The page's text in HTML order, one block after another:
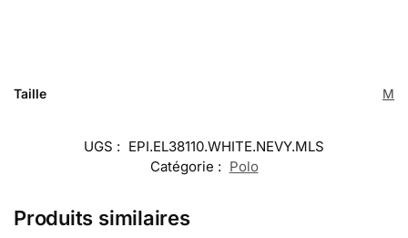
Taille M
UGS : EPI.EL38110.WHITE.NEVY.MLS
Catégorie : Polo
Produits similaires